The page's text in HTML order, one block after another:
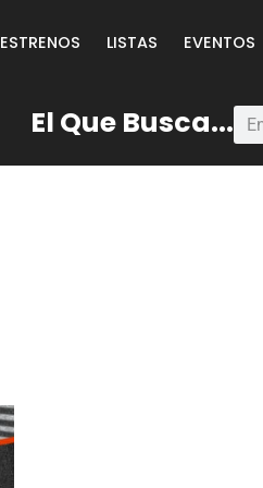
ESTRENOS LISTAS EVENTOS
El Que Busca...